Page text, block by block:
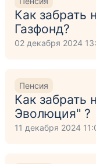
Как забрать
Газфонд?
02 декабря 2024
Пенсия
Как забрать
Эволюция" ?
11 декабря 2024